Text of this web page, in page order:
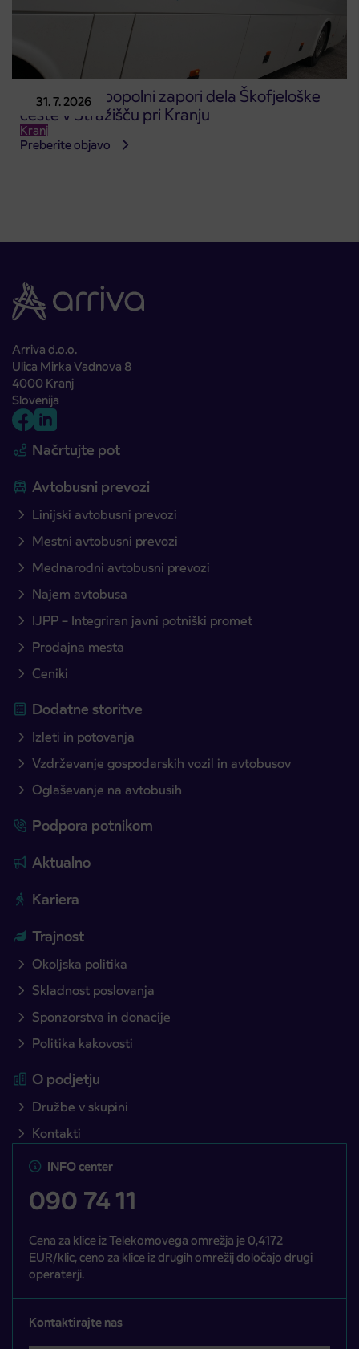
31. 7. 2026
Obvestilo o popolni zapori dela Škofjeloške
ceste v Stražišču pri Kranju
Kranj
Preberite objavo
Arriva d.o.o.
Ulica Mirka Vadnova 8
4000 Kranj
Slovenija
Načrtujte pot
Avtobusni prevozi
Linijski avtobusni prevozi
Mestni avtobusni prevozi
Mednarodni avtobusni prevozi
Najem avtobusa
IJPP – Integriran javni potniški promet
Prodajna mesta
Ceniki
Dodatne storitve
Izleti in potovanja
Vzdrževanje gospodarskih vozil in avtobusov
Oglaševanje na avtobusih
Podpora potnikom
Aktualno
Kariera
Trajnost
Okoljska politika
Skladnost poslovanja
Sponzorstva in donacije
Politika kakovosti
O podjetju
Družbe v skupini
Kontakti
INFO center
090 74 11
Cena za klice iz Telekomovega omrežja je 0,4172
EUR/klic, ceno za klice iz drugih omrežij določajo drugi
operaterji.
Kontaktirajte nas